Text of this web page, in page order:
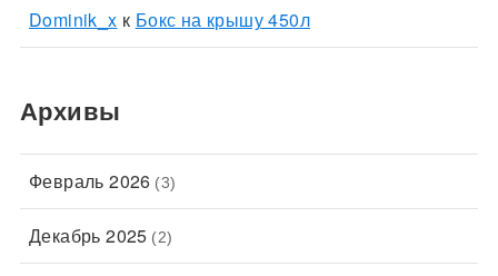
Dominik_x к Бокс на крышу 450л
Архивы
Февраль 2026 (3)
Декабрь 2025 (2)